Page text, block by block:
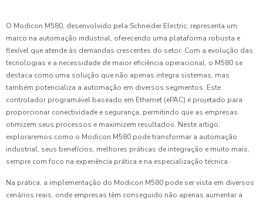
O Modicon M580, desenvolvido pela Schneider Electric, representa um
marco na automação industrial, oferecendo uma plataforma robusta e
flexível que atende às demandas crescentes do setor. Com a evolução das
tecnologias e a necessidade de maior eficiência operacional, o M580 se
destaca como uma solução que não apenas integra sistemas, mas
também potencializa a automação em diversos segmentos. Este
controlador programável baseado em Ethernet (ePAC) é projetado para
proporcionar conectividade e segurança, permitindo que as empresas
otimizem seus processos e maximizem resultados. Neste artigo,
exploraremos como o Modicon M580 pode transformar a automação
industrial, seus benefícios, melhores práticas de integração e muito mais,
sempre com foco na experiência prática e na especialização técnica.
Na prática, a implementação do Modicon M580 pode ser vista em diversos
cenários reais, onde empresas têm conseguido não apenas aumentar a